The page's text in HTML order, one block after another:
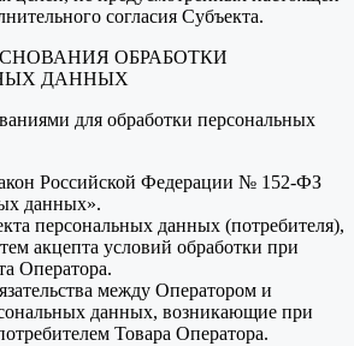
согласия Субъекта.
ОБРАБОТКИ
ДАННЫХ
для обработки персональных
Российской Федерации № 152-ФЗ
данных».
персональных данных (потребителя),
акцепта условий обработки при
Оператора.
между Оператором и
данных, возникающие при
Товара Оператора.